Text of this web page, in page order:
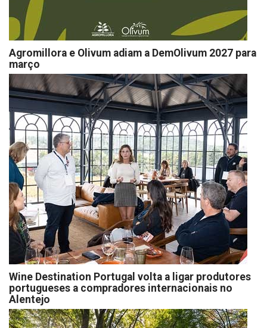
Agromillora e Olivum adiam a DemOlivum 2027 para
março
Wine Destination Portugal volta a ligar produtores
portugueses a compradores internacionais no
Alentejo